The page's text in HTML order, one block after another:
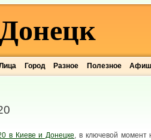
Город Разное Полезное
в Киеве и Донецке , в ключевой момент